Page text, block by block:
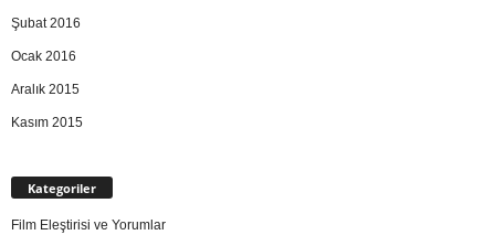
Şubat 2016
Ocak 2016
Aralık 2015
Kasım 2015
Kategoriler
Film Eleştirisi ve Yorumlar